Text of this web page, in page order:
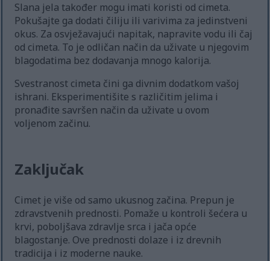
Slana jela također mogu imati koristi od cimeta.
Pokušajte ga dodati čiliju ili varivima za jedinstveni
okus. Za osvježavajući napitak, napravite vodu ili čaj
od cimeta. To je odličan način da uživate u njegovim
blagodatima bez dodavanja mnogo kalorija.
Svestranost cimeta čini ga divnim dodatkom vašoj
ishrani. Eksperimentišite s različitim jelima i
pronađite savršen način da uživate u ovom
voljenom začinu.
Zaključak
Cimet je više od samo ukusnog začina. Prepun je
zdravstvenih prednosti. Pomaže u kontroli šećera u
krvi, poboljšava zdravlje srca i jača opće
blagostanje. Ove prednosti dolaze i iz drevnih
tradicija i iz moderne nauke.